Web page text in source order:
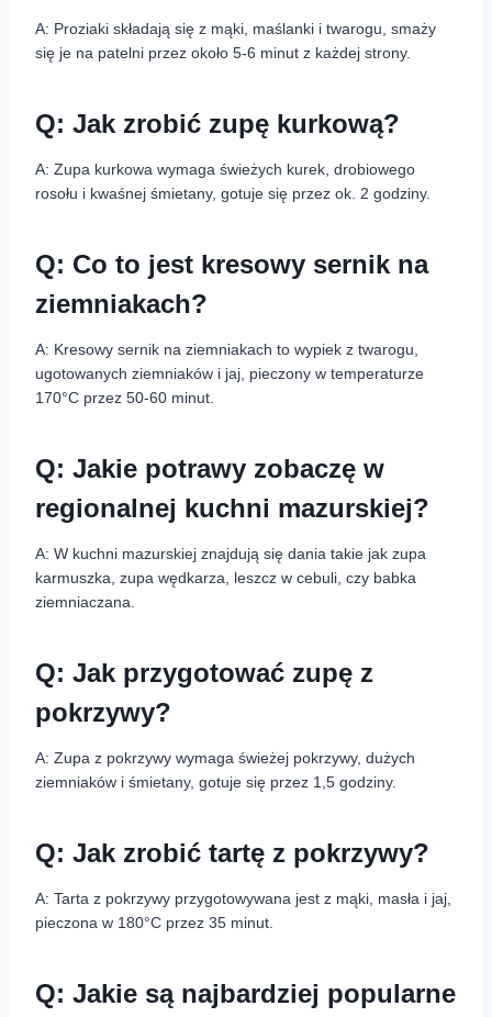
A: Proziaki składają się z mąki, maślanki i twarogu, smaży
się je na patelni przez około 5-6 minut z każdej strony.
Q: Jak zrobić zupę kurkową?
A: Zupa kurkowa wymaga świeżych kurek, drobiowego
rosołu i kwaśnej śmietany, gotuje się przez ok. 2 godziny.
Q: Co to jest kresowy sernik na
ziemniakach?
A: Kresowy sernik na ziemniakach to wypiek z twarogu,
ugotowanych ziemniaków i jaj, pieczony w temperaturze
170°C przez 50-60 minut.
Q: Jakie potrawy zobaczę w
regionalnej kuchni mazurskiej?
A: W kuchni mazurskiej znajdują się dania takie jak zupa
karmuszka, zupa wędkarza, leszcz w cebuli, czy babka
ziemniaczana.
Q: Jak przygotować zupę z
pokrzywy?
A: Zupa z pokrzywy wymaga świeżej pokrzywy, dużych
ziemniaków i śmietany, gotuje się przez 1,5 godziny.
Q: Jak zrobić tartę z pokrzywy?
A: Tarta z pokrzywy przygotowywana jest z mąki, masła i jaj,
pieczona w 180°C przez 35 minut.
Q: Jakie są najbardziej popularne